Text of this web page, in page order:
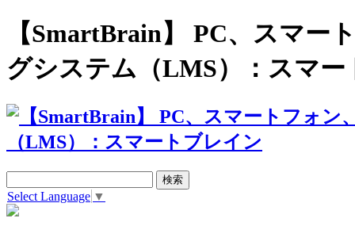
【SmartBrain】 PC、スマー
グシステム（LMS）：スマー
Select Language ▼